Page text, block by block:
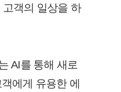
고객의 일상을 하
AI를 통해 새로
에게 유용한 에